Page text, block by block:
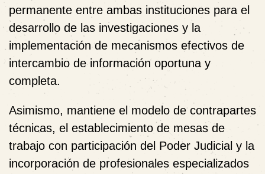
permanente entre ambas instituciones para el
desarrollo de las investigaciones y la
implementación de mecanismos efectivos de
intercambio de información oportuna y
completa.
Asimismo, mantiene el modelo de contrapartes
técnicas, el establecimiento de mesas de
trabajo con participación del Poder Judicial y la
incorporación de profesionales especializados